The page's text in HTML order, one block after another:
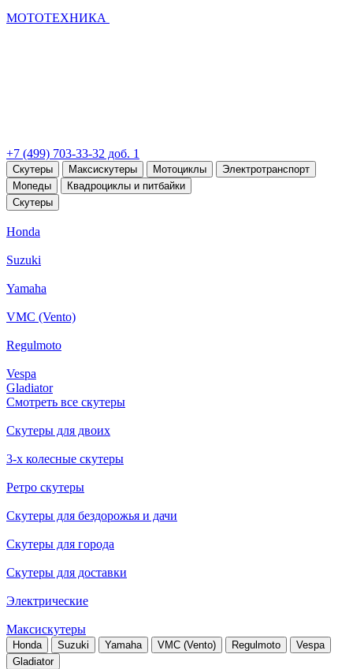
МОТОТЕХНИКА
+7 (499) 703-33-32 доб. 1
Скутеры Максискутеры Мотоциклы
Электротранспорт
Мопеды
Квадроциклы и питбайки
Скутеры
Honda
Suzuki
Yamaha
VMC (Vento)
Regulmoto
Vespa
Gladiator
Смотреть все скутеры
Скутеры для двоих
3-х колесные скутеры
Ретро скутеры
Скутеры для бездорожья и дачи
Скутеры для города
Скутеры для доставки
Электрические
Максискутеры
Honda Suzuki Yamaha VMC (Vento) Regulmoto
Vespa
Gladiator